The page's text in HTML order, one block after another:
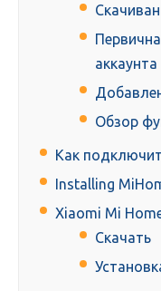
аккаунта
Обзор
Как
Installing
Xiaomi Mi
Скачать